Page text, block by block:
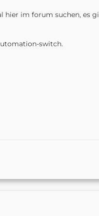
hier im forum suchen, es
switch.